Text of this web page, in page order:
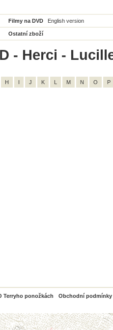
Filmy na DVD English version
Ostatní zboží
- Herci -
H I J K L M N O P
Terryho ponožkách Obchodní podmínky
PayPal